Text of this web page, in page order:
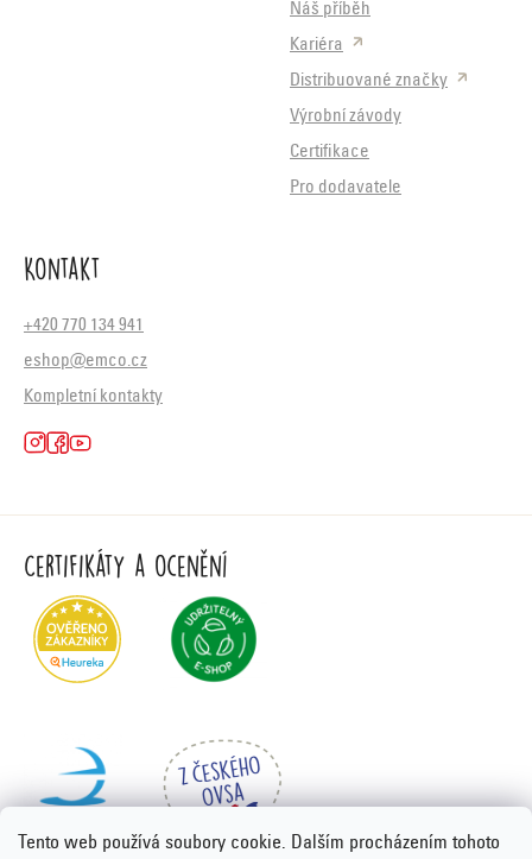
Tento web používá soubory cookie. Dalším procházením tohoto
Náš příběh
Kariéra
Distribuované značky
Výrobní závody
Certifikace
Pro dodavatele
Kontakt
+420 770 134 941
eshop@emco.cz
Kompletní kontakty
Certifikáty a ocenění